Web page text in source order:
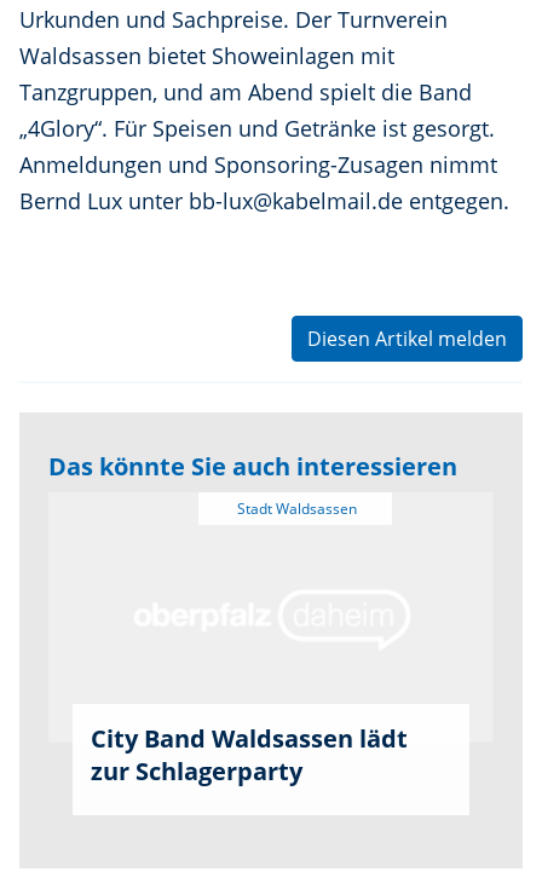
Urkunden und Sachpreise. Der Turnverein
Waldsassen bietet Showeinlagen mit
Tanzgruppen, und am Abend spielt die Band
„4Glory“. Für Speisen und Getränke ist gesorgt.
Anmeldungen und Sponsoring-Zusagen nimmt
Bernd Lux unter bb-lux@kabelmail.de entgegen.
Diesen Artikel melden
Das könnte Sie auch interessieren
City Band Waldsassen lädt
zur Schlagerparty